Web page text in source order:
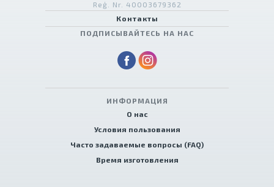
Reģ. Nr. 40003679362
Контакты
ПОДПИСЫВАЙТЕСЬ НА НАС
ИНФОРМАЦИЯ
О нас
Условия пользования
Часто задаваемые вопросы (FAQ)
Время изготовления